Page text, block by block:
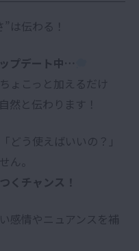
は伝わる！
プデート中…
ょこっと加えるだけ
然と伝わります！
どう使えばいいの？」
ん。
くチャンス！
感情やニュアンスを補